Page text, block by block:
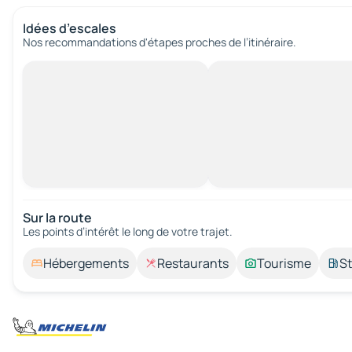
Idées d’escales
Nos recommandations d'étapes proches de l’itinéraire.
Sur la route
Les points d’intérêt le long de votre trajet.
Hébergements Restaurants Tourisme